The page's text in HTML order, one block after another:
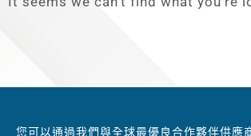
您可以通過我們與全球最優良合作夥伴供應